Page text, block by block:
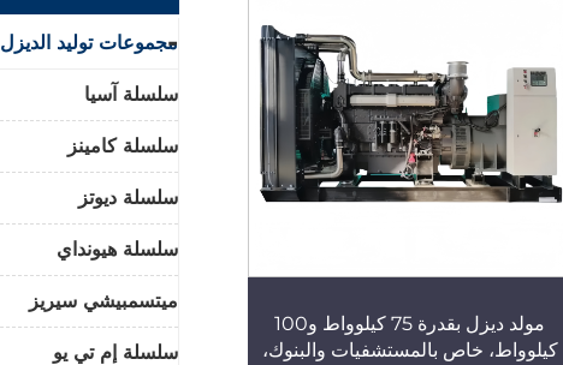
مجموعات توليد الديزل
سلسلة آسيا
سلسلة كامينز
سلسلة ديوتز
سلسلة هيونداي
ميتسمبيشي سيريز
سلسلة إم تي يو
مولد ديزل بقدرة 75 كيلوواط و100
كيلوواط، خاص بالمستشفيات والبنوك،